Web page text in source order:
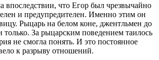
впоследствии, что Егор был чрезвычайно
и предупредителен. Именно этим он
Рыцарь на белом коне, джентльмен до
только. За рыцарским поведением таилось
не смогла понять. И это постоянное
к разрыву отношений.